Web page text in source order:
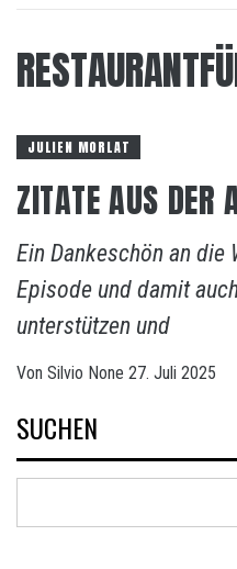
JULIEN MORLAT
ZITATE AUS DER
Ein Dankeschön an die
Episode und damit
unterstützen und
Von Silvio None 27. Juli 2025
SUCHEN